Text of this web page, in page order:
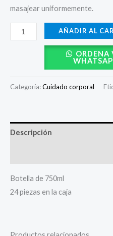
masajear uniformemente.
AÑADIR AL
ORDENA
Categoría:Cuidado corporal
Descripción
Botella de 750ml
24 piezas en la caja